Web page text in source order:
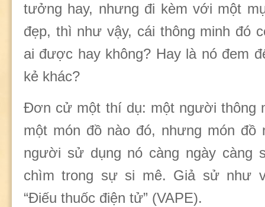
tưởng hay, nhưng đi kèm với một
đẹp, thì như vậy, cái thông minh đó
ai được hay không? Hay là nó đem
kẻ khác?
Đơn cử một thí dụ: một người thông
một món đồ nào đó, nhưng món đồ
người sử dụng nó càng ngày càng
chìm trong sự si mê. Giả sử như
“Điếu thuốc điện tử” (VAPE).